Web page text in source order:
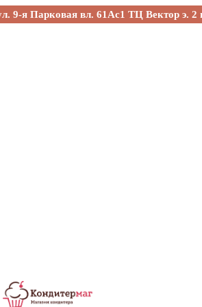
9-я Парковая вл. 61Ас1 ТЦ Вектор э. 2